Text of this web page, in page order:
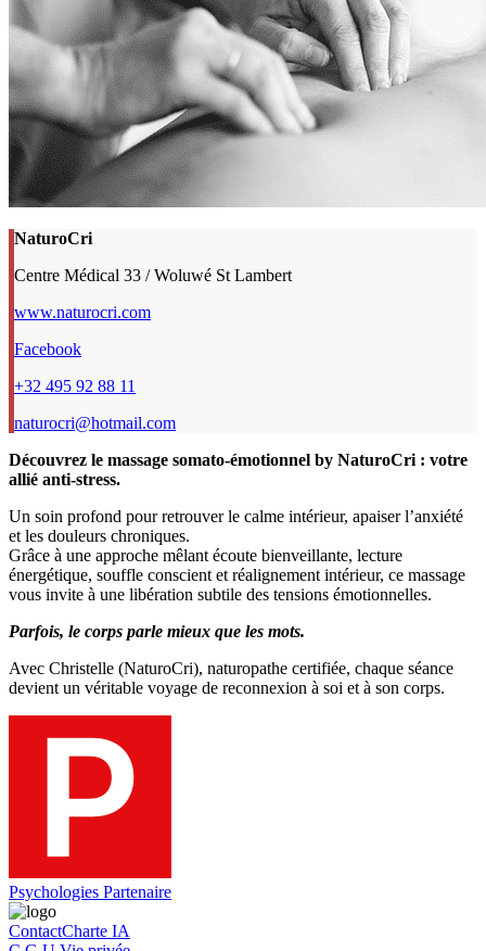
NaturoCri
Centre Médical 33 / Woluwé St Lambert
www.naturocri.com
Facebook
+32 495 92 88 11
naturocri@hotmail.com
Découvrez le massage somato-émotionnel by NaturoCri : votre
allié anti-stress.
Un soin profond pour retrouver le calme intérieur, apaiser l’anxiété
et les douleurs chroniques.
Grâce à une approche mêlant écoute bienveillante, lecture
énergétique, souffle conscient et réalignement intérieur, ce massage
vous invite à une libération subtile des tensions émotionnelles.
Parfois, le corps parle mieux que les mots.
Avec Christelle (NaturoCri), naturopathe certifiée, chaque séance
devient un véritable voyage de reconnexion à soi et à son corps.
Psychologies Partenaire
ContactCharte IA